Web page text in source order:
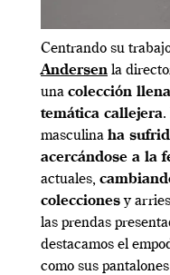
Centrando su
Andersen la
una colección
temática callejera.
masculina ha
acercándose a la
actuales,
coleccionesy
las prendas
destacamos el
como sus